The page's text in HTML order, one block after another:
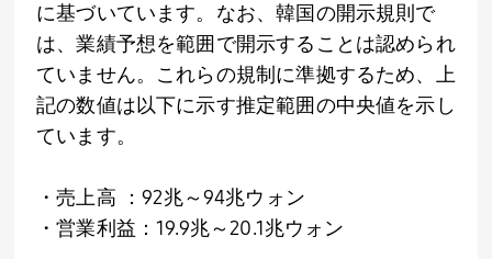
に基づいています。なお、韓国の開示規則で
は、業績予想を範囲で開示することは認められ
ていません。これらの規制に準拠するため、上
記の数値は以下に示す推定範囲の中央値を示し
ています。
・売上高 ：92兆～94兆ウォン
・営業利益：19.9兆～20.1兆ウォン